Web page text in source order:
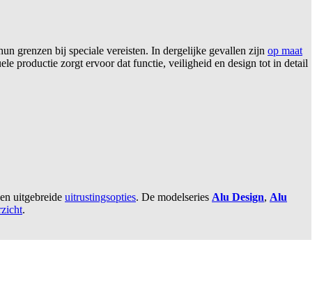
grenzen bij speciale vereisten. In dergelijke gevallen zijn op maat
productie zorgt ervoor dat functie, veiligheid en design tot in detail
en uitgebreide uitrustingsopties. De modelseries Alu Design, Alu
.